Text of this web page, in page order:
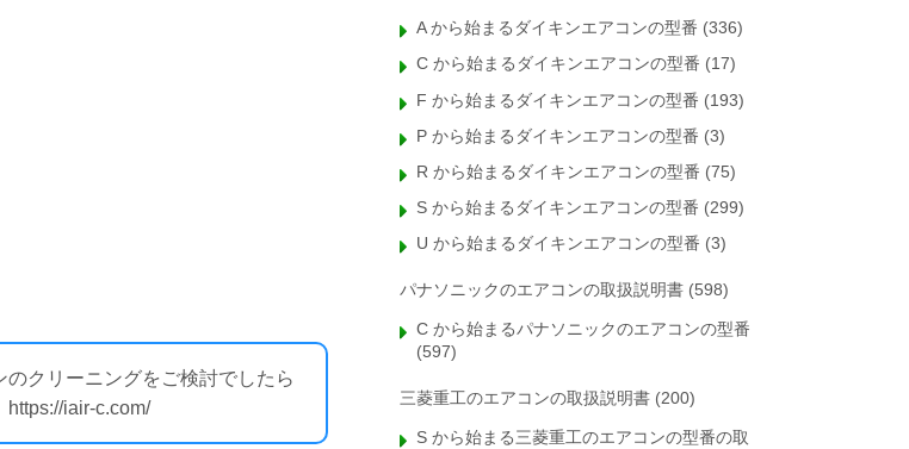
クリーニングをご検討でしたら
iair-c.com/
A から始まるダイキンエアコンの型番 (336)
C から始まるダイキンエアコンの型番 (17)
F から始まるダイキンエアコンの型番 (193)
P から始まるダイキンエアコンの型番 (3)
R から始まるダイキンエアコンの型番 (75)
S から始まるダイキンエアコンの型番 (299)
U から始まるダイキンエアコンの型番 (3)
パナソニックのエアコンの取扱説明書 (598)
C から始まるパナソニックのエアコンの型番
(597)
三菱重工のエアコンの取扱説明書 (200)
S から始まる三菱重工のエアコンの型番の取